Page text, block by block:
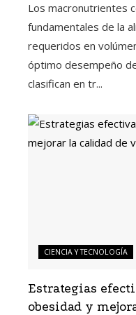
Los macronutrientes
fundamentales de la
requeridos en
óptimo desempeño
clasifican en tr...
CIENCIA Y TECNOLOGÍA
Estrategias
obesidad y